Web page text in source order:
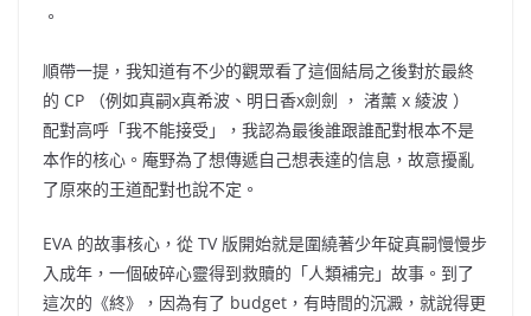
。
順帶一提，我知道有不少的觀眾看了這個結局之後對於最終
的 CP （例如真嗣x真希波、明日香x劍劍 ， 渚薰 x 綾波 ）
配對高呼「我不能接受」，我認為最後誰跟誰配對根本不是
本作的核心。庵野為了想傳遞自己想表達的信息，故意擾亂
了原來的王道配對也說不定。
EVA 的故事核心，從 TV 版開始就是圍繞著少年碇真嗣慢慢步
入成年，一個破碎心靈得到救贖的「人類補完」故事。到了
這次的《終》，因為有了 budget ，有時間的沉澱，就說得更